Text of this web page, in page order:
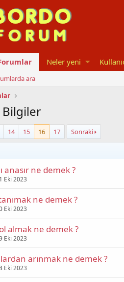
Neler yeni
ara
Bilgiler
14 15 16 17 Sonraki
anasır ne demek ?
Eki 2023
ne demek ?
Eki 2023
almak ne demek ?
Eki 2023
arınmak ne demek ?
Eki 2023